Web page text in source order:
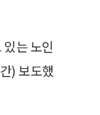
는 노인
) 보도했